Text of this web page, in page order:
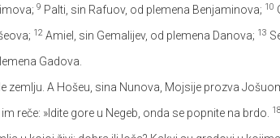
9 Palti, sin Rafuov, od plemena Benjaminova; 10
12 Amiel, sin Gemalijev, od plemena Danova; 13
Gadova.
zemlju. A Hošeu, sina Nunova, Mojsije prozva
reče: »Idite gore u Negeb, onda se popnite na brdo. 18